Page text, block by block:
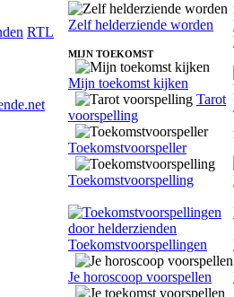
RTL
Zelf helderziende worden
MIJN TOEKOMST
Mijn toekomst kijken
Tarot
voorspelling
Toekomstvoorspeller
Toekomstvoorspelling
Toekomstvoorspellingen
Je horoscoop voorspellen